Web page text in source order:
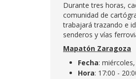
Durante tres horas,
comunidad de
trabajará trazando e
senderos y vías
Mapatón Zaragoza
Fecha:
Hora: 17:00 -